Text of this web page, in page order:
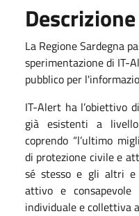
Descrizione
La Regione Sardegna
sperimentazione di IT-
pubblico per
IT-Alert ha l’obiettivo
già esistenti a
coprendo “l’ultimo
di protezione civile e
sé stesso e gli altri e
attivo e consapevole
individuale e collettiva